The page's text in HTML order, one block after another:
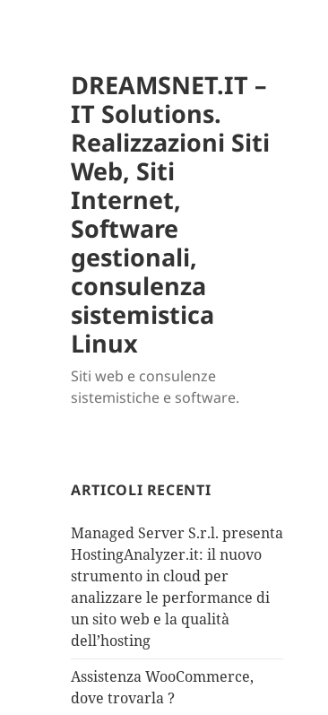
DREAMSNET.IT –
IT Solutions.
Realizzazioni Siti
Web, Siti
Internet,
Software
gestionali,
consulenza
sistemistica
Linux
Siti web e consulenze
sistemistiche e software.
ARTICOLI RECENTI
Managed Server S.r.l. presenta
HostingAnalyzer.it: il nuovo
strumento in cloud per
analizzare le performance di
un sito web e la qualità
dell’hosting
Assistenza WooCommerce,
dove trovarla ?